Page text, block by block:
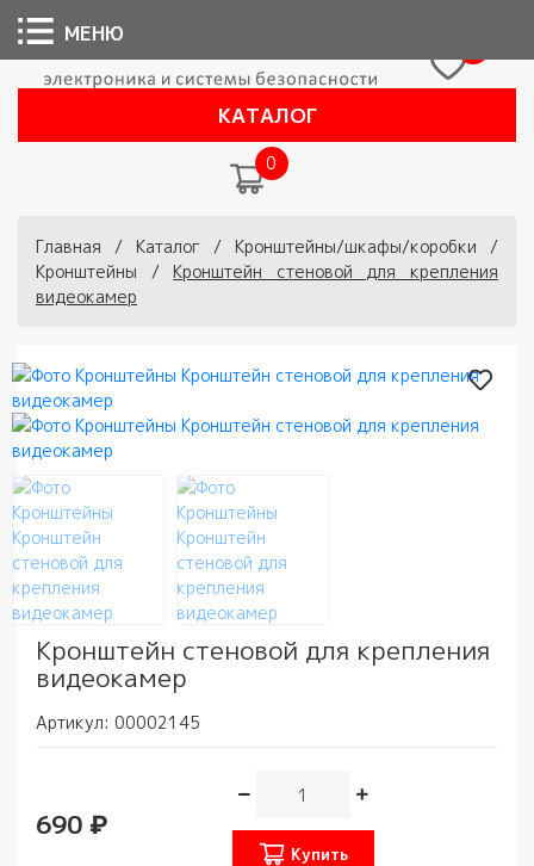
КАТАЛОГ
0
Вы здесь
Главная / Каталог / Кронштейны/шкафы/коробки
/
Кронштейны
/
Кронштейн стеновой для крепления
видеокамер
Кронштейн стеновой для крепления
видеокамер
Артикул: 00002145
690 ₽
Купить
МЕНЮ